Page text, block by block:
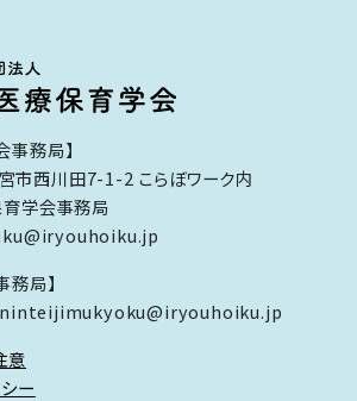
事務局】
市西川田7-1-2 こらぼワーク内
育学会事務局
務局】
意
ー